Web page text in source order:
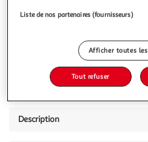
Vendu par GpasPlus
Description
Liste de nos partenaires (fournisseurs)
Afficher toutes
Tout refuser